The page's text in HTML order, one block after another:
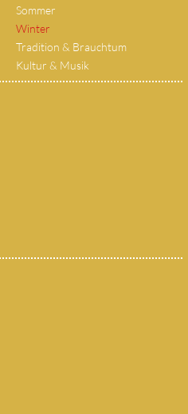
Sommer
Winter
Tradition & Brauchtum
Kultur & Musik